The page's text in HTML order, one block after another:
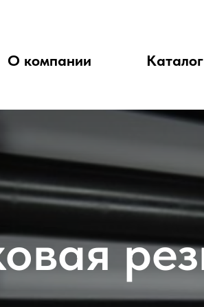
О компании Каталог